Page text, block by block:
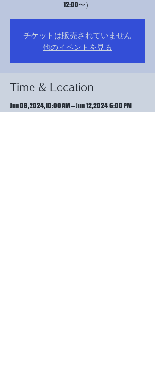
12:00〜）
チケットは販売されていません
他のイベントを見る
Time & Location
Jun 08, 2024, 10:00 AM – Jun 12, 2024, 6:00 PM
JMSアステールプラザ, 日本、〒730-0812 広島